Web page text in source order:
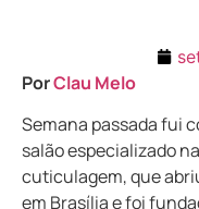
PorClau Melo
Semana passada fui
salão especializado
cuticulagem, que
em Brasília e foi